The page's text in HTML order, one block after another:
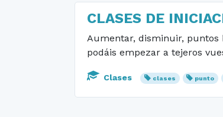
CLASES DE
Aumentar, disminuir, puntos
podáis empezar a tejeros
Clases clases punto